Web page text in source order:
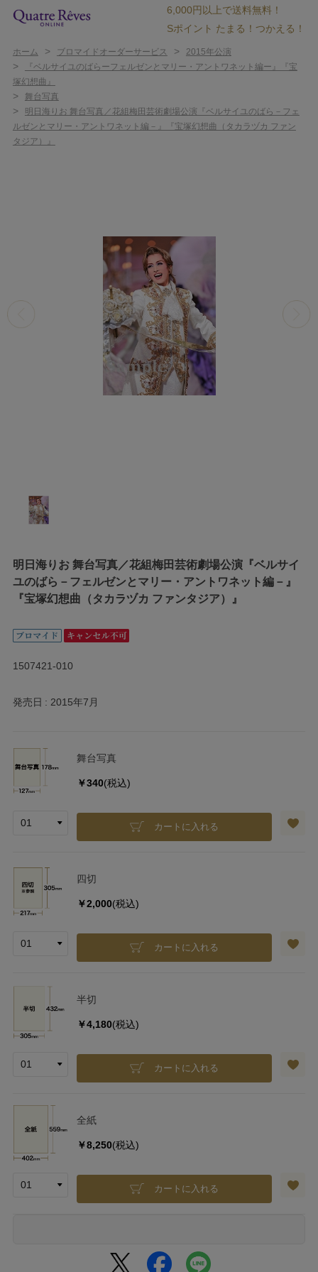
6,000円以上で送料無料！
Sポイント たまる！つかえる！
ホーム > ブロマイドオーダーサービス > 2015年公演
>
『ベルサイユのばらーフェルゼンとマリー・アントワネット編ー』『宝
塚幻想曲』
> 舞台写真
>
明日海りお 舞台写真／花組梅田芸術劇場公演『ベルサイユのばら－フェ
ルゼンとマリー・アントワネット編－』『宝塚幻想曲（タカラヅカ ファン
タジア）』
明日海りお 舞台写真／花組梅田芸術劇場公演『ベルサイ
ユのばら－フェルゼンとマリー・アントワネット編－』
『宝塚幻想曲（タカラヅカ ファンタジア）』
1507421-010
発売日 2015年7月
舞台写真
￥340(税込)
カートに入れる
四切
￥2,000(税込)
カートに入れる
半切
￥4,180(税込)
カートに入れる
全紙
￥8,250(税込)
カートに入れる